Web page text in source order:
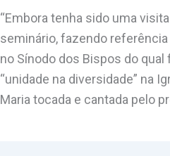
“Embora tenha sido uma
seminário, fazendo
no Sínodo dos Bispos do
“unidade na diversidade” na
Maria tocada e cantada pelo